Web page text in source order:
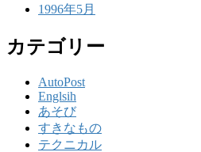
1996年5月
カテゴリー
AutoPost
Englsih
あそび
すきなもの
テクニカル